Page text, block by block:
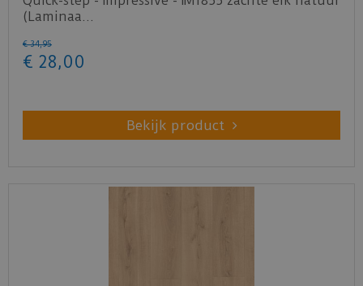
(Laminaa…
€ 34,95
€ 28,00
Bekijk product